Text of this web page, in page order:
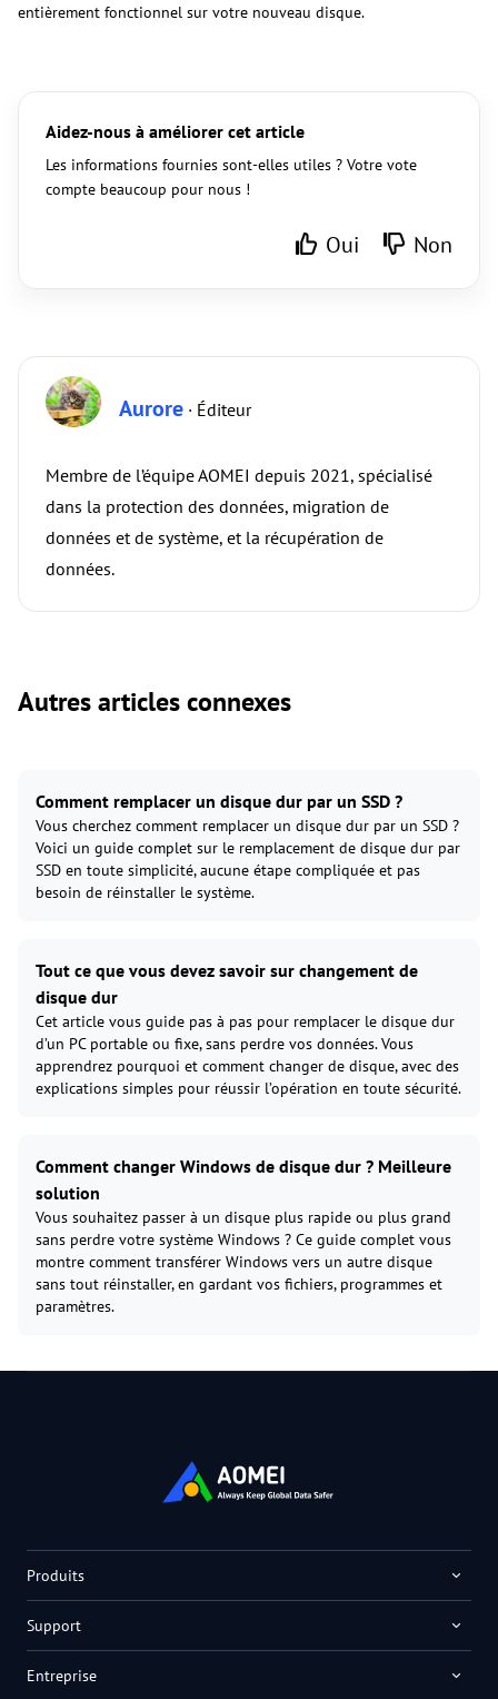
entièrement fonctionnel sur votre nouveau disque.
Aidez-nous à améliorer cet article
Les informations fournies sont-elles utiles ? Votre vote
compte beaucoup pour nous !
Oui Non
Aurore · Éditeur
Membre de l’équipe AOMEI depuis 2021, spécialisé
dans la protection des données, migration de
données et de système, et la récupération de
données.
Autres articles connexes
Comment remplacer un disque dur par un SSD ?
Vous cherchez comment remplacer un disque dur par un SSD ?
Voici un guide complet sur le remplacement de disque dur par
SSD en toute simplicité, aucune étape compliquée et pas
besoin de réinstaller le système.
Tout ce que vous devez savoir sur changement de
disque dur
Cet article vous guide pas à pas pour remplacer le disque dur
d’un PC portable ou fixe, sans perdre vos données. Vous
apprendrez pourquoi et comment changer de disque, avec des
explications simples pour réussir l’opération en toute sécurité.
Comment changer Windows de disque dur ? Meilleure
solution
Vous souhaitez passer à un disque plus rapide ou plus grand
sans perdre votre système Windows ? Ce guide complet vous
montre comment transférer Windows vers un autre disque
sans tout réinstaller, en gardant vos fichiers, programmes et
paramètres.
Produits
Support
Entreprise